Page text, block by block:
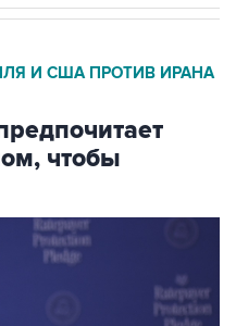
И США ПРОТИВ ИРАНА
чтобы